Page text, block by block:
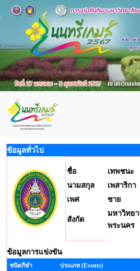
ข้อมูลทั่วไป
ชื่อ
เทพชนะ
นามสกุล
เพสาริกา
เพศ
ชาย
สังกัด
มหาวิทย
พระนคร
ข้อมูลการแข่งขัน
ชนิดกีฬา
ประเภท (Events)